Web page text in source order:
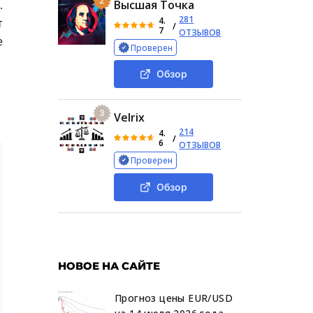
Высшая Точка
4.
7
/
281
ОТЗЫВОВ
Проверен
Обзор
3 Velrix
4.
6
/
214
ОТЗЫВОВ
Проверен
Обзор
НОВОЕ НА САЙТЕ
Прогноз цены EUR/USD